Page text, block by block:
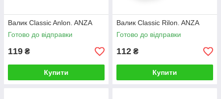
Валик Classic Anlon. ANZA
Готово до відправки
119 ₴
Купити
Валик Classic Rilon. ANZA
Готово до відправки
112 ₴
Купити